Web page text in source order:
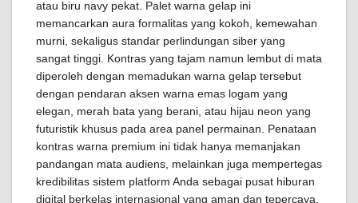
atau biru navy pekat. Palet warna gelap ini
memancarkan aura formalitas yang kokoh, kemewahan
murni, sekaligus standar perlindungan siber yang
sangat tinggi. Kontras yang tajam namun lembut di mata
diperoleh dengan memadukan warna gelap tersebut
dengan pendaran aksen warna emas logam yang
elegan, merah bata yang berani, atau hijau neon yang
futuristik khusus pada area panel permainan. Penataan
kontras warna premium ini tidak hanya memanjakan
pandangan mata audiens, melainkan juga mempertegas
kredibilitas sistem platform Anda sebagai pusat hiburan
digital berkelas internasional yang aman dan tepercaya.